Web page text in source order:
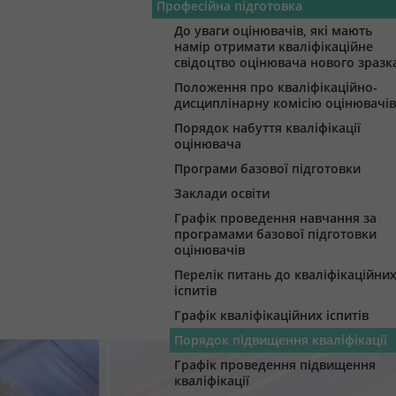
Професійна підготовка
До уваги оцінювачів, які мають
намір отримати кваліфікаційне
свідоцтво оцінювача нового
Положення про кваліфікаційно-
дисциплінарну комісію оцінювачів
Порядок набуття кваліфікації
оцінювача
Програми базової підготовки
Заклади освіти
Графік проведення навчання за
програмами базової підготовки
оцінювачів
Перелік питань до кваліфікаційних
іспитів
Графік кваліфікаційних іспитів
Порядок підвищення кваліфікації
Графік проведення підвищення
кваліфікації